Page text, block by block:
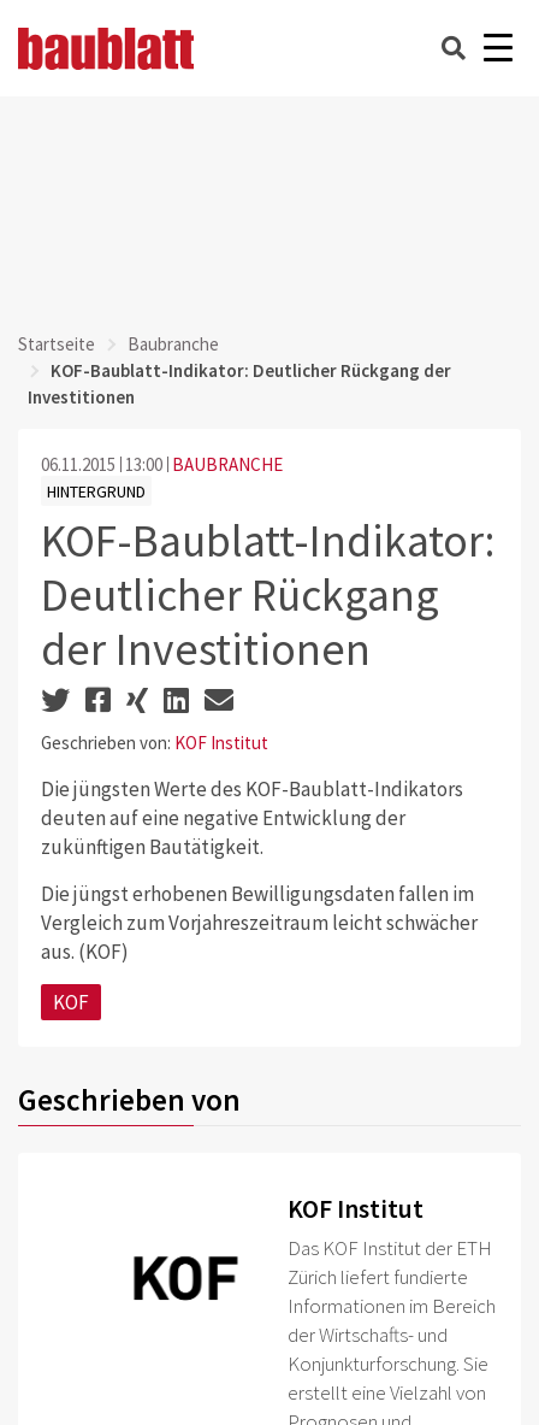
Startseite
Baubranche
KOF-Baublatt-Indikator: Deutlicher Rückgang der
Investitionen
06.11.2015 13:00 BAUBRANCHE
HINTERGRUND
KOF-Baublatt-Indikator:
Deutlicher Rückgang
der Investitionen
Geschrieben von: KOF Institut
Die jüngsten Werte des KOF-Baublatt-Indikators
deuten auf eine negative Entwicklung der
zukünftigen Bautätigkeit.
Die jüngst erhobenen Bewilligungsdaten fallen im
Vergleich zum Vorjahreszeitraum leicht schwächer
aus. (KOF)
KOF
Geschrieben von
KOF Institut
Das KOF Institut der ETH
Zürich liefert fundierte
Informationen im Bereich
der Wirtschafts- und
Konjunkturforschung. Sie
erstellt eine Vielzahl von